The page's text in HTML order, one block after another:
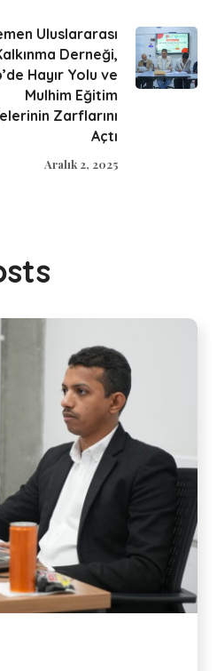
Uluslararası
Derneği,
Hayır Yolu ve
Mulhim Eğitim
Zarflarını
Açtı
Aralık 2, 2025